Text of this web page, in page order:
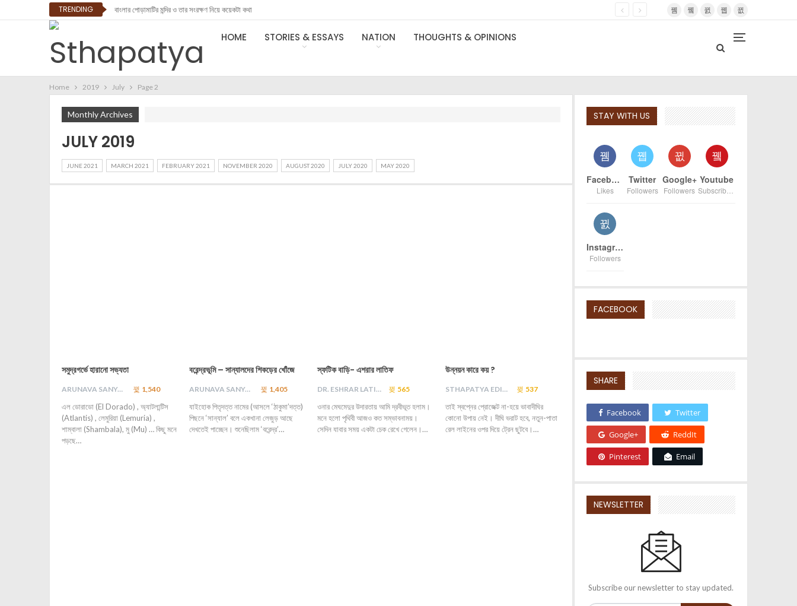
TRENDING বাংলার পোড়ামাটির মন্দির ও তার সংরক্ষণ নিয়ে কয়েকটা কথা
HOME STORIES & ESSAYS NATION THOUGHTS & OPINIONS
Home 2019 July Page 2
Monthly Archives
JULY 2019
JUNE 2021 MARCH 2021 FEBRUARY 2021 NOVEMBER 2020 AUGUST 2020 JULY 2020 MAY 2020
সমুদ্রগর্ভে হারানো সভ্যতা
ARUNAVA SANYAL 1,540
এল ডোরাডো (El Dorado) , অ্যাটলান্টিস
(Atlantis) , লেমুরিয়া (Lemuria) ,
শাম্বালা (Shambala), মু (Mu) … কিছু মনে
পড়ছে…
বরেন্দ্রভূমি – সান্যালদের শিকড়ের খোঁজে
ARUNAVA SANYAL 1,405
যাইহোক পিতৃদত্ত নামের (আসলে ‘ঠাকুমা’দত্ত)
পিছনে ‘সান্যাল’ বলে একখানা লেজুড় আছে
দেখতেই পাচ্ছেন। শুনেছিলাম ‘বরেন্দ্র’…
স্ফটিক বাড়ি- এশরার লাতিফ
DR. ESHRAR LATIF 565
ওনার মেঘমেদুর উদারতায় আমি দ্রবীভূত হলাম।
মনে হলো পৃথিবী আজও কত সম্ভাবনাময়।
সেদিন যাবার সময় একটা চেক রেখে গেলেন।…
উন্নয়ন কারে কয় ?
STHAPATYA EDITORIAL 537
তাই স্বপ্নের প্রোজেক্ট না-হয়ে ভাবাদীঘির
কোনো উপায় নেই। দীঘি ভরাট হবে, নতুন-পাতা
রেল লাইনের ওপর দিয়ে ট্রেন ছুটবে।…
STAY WITH US
Facebook
Likes
Twitter
Followers
Google+
Followers
Youtube
Instagram
Followers
FACEBOOK
SHARE
Facebook Twitter
Google+ ReddIt
Pinterest Email
NEWSLETTER
Subscribe our newsletter to stay updated.